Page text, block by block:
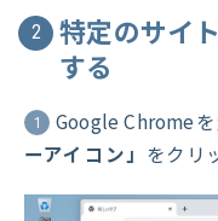
2
特定のサイ
する
1 Google Chrome
ーアイコン」 をクリ